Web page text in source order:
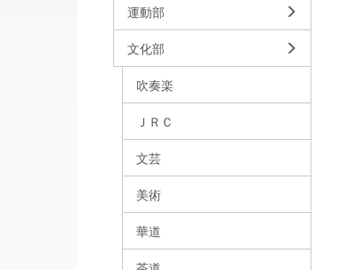
運動部
文化部
吹奏楽
ＪＲＣ
文芸
美術
華道